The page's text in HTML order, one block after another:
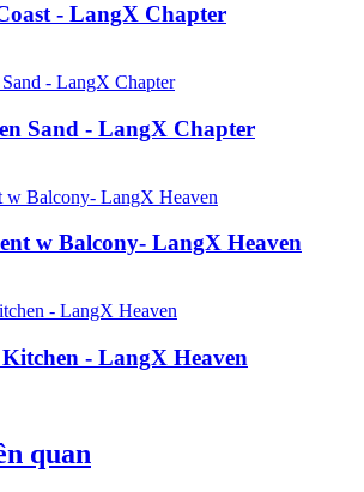
- LangX Chapter
Sand - LangX Chapter
w Balcony- LangX Heaven
- LangX Heaven
quan